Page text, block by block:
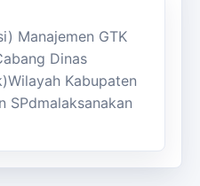
Manajemen GTK
Dinas
Kabupaten
SPdmalaksanakan